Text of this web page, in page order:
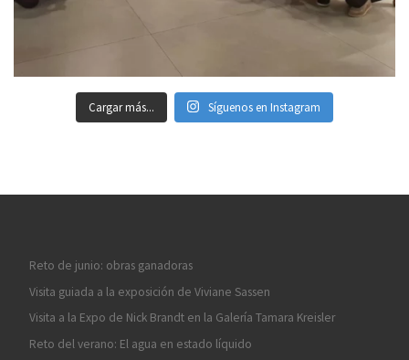
Cargar más... Síguenos en Instagram
Reto de junio: obras ganadoras
Visita guiada a la exposición de Viviane Sassen
Visita a la Expo de Nick Brandt en la Galería Tamara Kreisler
Reto del verano: El agua en estado líquido